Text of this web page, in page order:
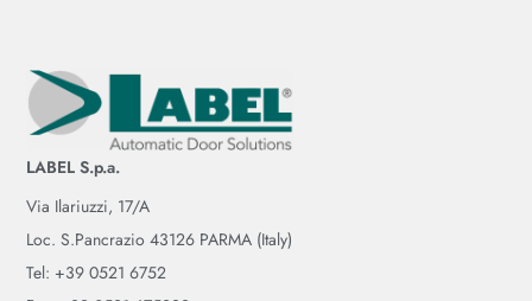
LABEL S.p.a.
Via Ilariuzzi, 17/A
Loc. S.Pancrazio 43126 PARMA (Italy)
Tel: +39 0521 6752